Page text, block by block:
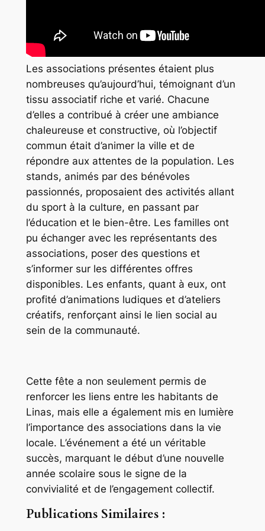
Les associations présentes étaient plus
nombreuses qu’aujourd’hui, témoignant d’un
tissu associatif riche et varié. Chacune
d’elles a contribué à créer une ambiance
chaleureuse et constructive, où l’objectif
commun était d’animer la ville et de
répondre aux attentes de la population. Les
stands, animés par des bénévoles
passionnés, proposaient des activités allant
du sport à la culture, en passant par
l’éducation et le bien-être. Les familles ont
pu échanger avec les représentants des
associations, poser des questions et
s’informer sur les différentes offres
disponibles. Les enfants, quant à eux, ont
profité d’animations ludiques et d’ateliers
créatifs, renforçant ainsi le lien social au
sein de la communauté.
Cette fête a non seulement permis de
renforcer les liens entre les habitants de
Linas, mais elle a également mis en lumière
l’importance des associations dans la vie
locale. L’événement a été un véritable
succès, marquant le début d’une nouvelle
année scolaire sous le signe de la
convivialité et de l’engagement collectif.
Publications Similaires :